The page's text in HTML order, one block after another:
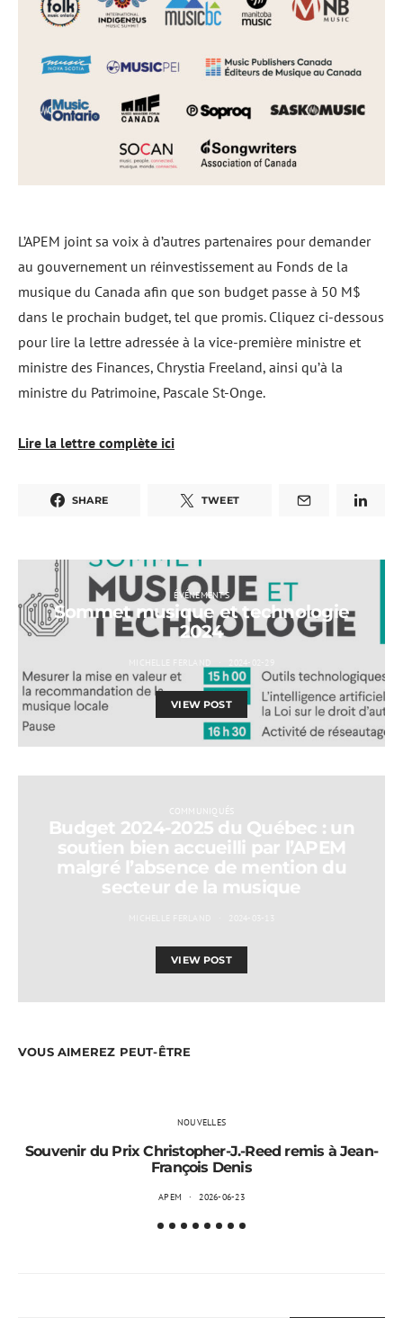
L’APEM joint sa voix à d’autres partenaires pour demander
au gouvernement un réinvestissement au Fonds de la
musique du Canada afin que son budget passe à 50 M$
dans le prochain budget, tel que promis. Cliquez ci-dessous
pour lire la lettre adressée à la vice-première ministre et
ministre des Finances, Chrystia Freeland, ainsi qu’à la
ministre du Patrimoine, Pascale St-Onge.
Lire la lettre complète ici
SHARE TWEET
ÉVÉNEMENTS
Sommet musique et technologie
2024
2024-02-29
VIEW POST
COMMUNIQUÉS
Budget 2024-2025 du Québec : un
soutien bien accueilli par l’APEM
malgré l’absence de mention du
secteur de la musique
VIEW POST
VOUS AIMEREZ PEUT-ÊTRE
NOUVELLES
Souvenir du Prix Christopher-J.-Reed remis à Jean-
François Denis
APEM 2026-06-23